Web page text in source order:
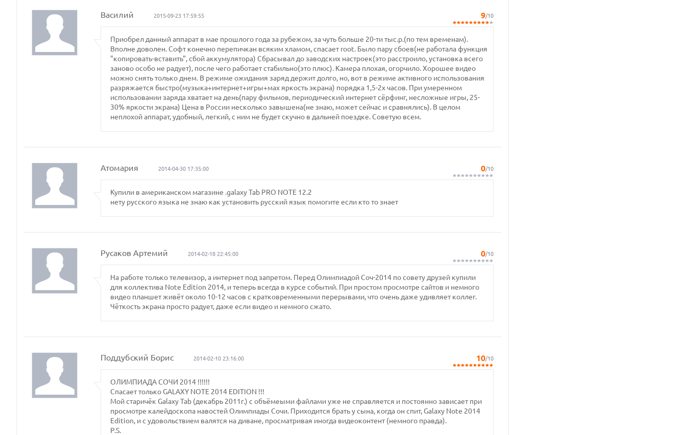
9/10
Василий 2015-09-23 17:59:55
Приобрел данный аппарат в мае прошлого года за рубежом, за чуть больше 20-ти тыс.р.(по тем временам).
Вполне доволен. Софт конечно перепичкан всяким хламом, спасает root. Было пару сбоев(не работала функция
"копировать-вставить", сбой аккумулятора) Сбрасывал до заводских настроек(это расстроило, установка всего
заново особо не радует), после чего работает стабильно(это плюс). Камера плохая, огорчило. Хорошее видео
можно снять только днем. В режиме ожидания заряд держит долго, но, вот в режиме активного использования
разряжается быстро(музыка+интернет+игры+маx яркость экрана) порядка 1,5-2х часов. При умеренном
использовании заряда хватает на день(пару фильмов, периодический интернет сёрфинг, несложные игры, 25-
30% яркости экрана) Цена в России несколько завышена(не знаю, может сейчас и сравнялись). В целом
неплохой аппарат, удобный, легкий, с ним не будет скучно в дальней поездке. Советую всем.
0/10
Атомария 2014-04-30 17:35:00
Купили в американском магазине .galaxy Tab PRO NOTE 12.2
нету русского языка не знаю как установить русский язык помогите если кто то знает
0/10
Русаков Артемий 2014-02-18 22:45:00
На работе только телевизор, а интернет под запретом. Перед Олимпиадой Соч-2014 по совету друзей купили
для коллектива Note Edition 2014, и теперь всегда в курсе событий. При простом просмотре сайтов и немного
видео планшет живёт около 10-12 часов с кратковременными перерывами, что очень даже удивляет коллег.
Чёткость экрана просто радует, даже если видео и немного сжато.
10/10
Поддубский Борис 2014-02-10 23:16:00
ОЛИМПИАДА СОЧИ 2014 !!!!!!
Спасает только GALAXY NOTE 2014 EDITION !!!
Мой старичёк Galaxy Tab (декабрь 2011г.) с объёмеыми файлами уже не справляется и постоянно зависает при
просмотре калейдоскопа навостей Олимпиады Сочи. Приходится брать у сына, когда он спит, Galaxy Note 2014
Edition, и с удовольствием валятся на диване, просматривая иногда видеоконтент (немного правда).
P.S.